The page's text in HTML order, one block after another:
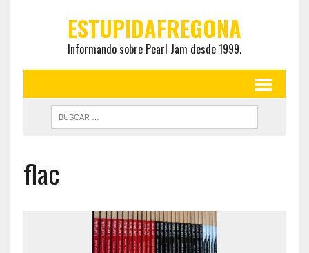
ESTUPIDAFREGONA
Informando sobre Pearl Jam desde 1999.
flac